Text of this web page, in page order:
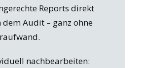
Reports direkt
dem Audit – ganz ohne
nachbearbeiten: